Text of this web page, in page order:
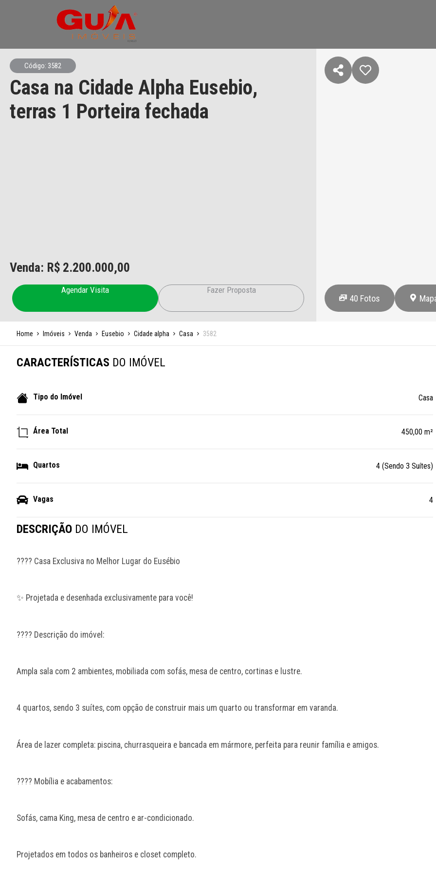
Código: 3582
Casa na Cidade Alpha Eusebio,
terras 1 Porteira fechada
Venda: R$ 2.200.000,00
Agendar Visita Fazer Proposta
40 Fotos
Home Imóveis Venda Eusebio Cidade alpha Casa 3582
CARACTERÍSTICAS DO IMÓVEL
Tipo do Imóvel Casa
Área Total 450,00 m²
Quartos 4 (Sendo 3 Suítes)
Vagas 4
DESCRIÇÃO DO IMÓVEL
???? Casa Exclusiva no Melhor Lugar do Eusébio
✨ Projetada e desenhada exclusivamente para você!
???? Descrição do imóvel:
Ampla sala com 2 ambientes, mobiliada com sofás, mesa de centro, cortinas e lustre.
4 quartos, sendo 3 suítes, com opção de construir mais um quarto ou transformar em varanda.
Área de lazer completa: piscina, churrasqueira e bancada em mármore, perfeita para reunir família e amigos.
????️ Mobília e acabamentos:
Sofás, cama King, mesa de centro e ar-condicionado.
Projetados em todos os banheiros e closet completo.